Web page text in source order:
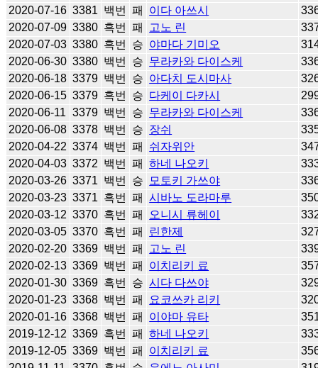
2020-07-16 3381 백번 패 이다 아쓰시
2020-07-09 3380 흑번 패 고노 린
2020-07-03 3380 흑번 승 야마다 기미오
2020-06-30 3380 백번 승 무라카와 다이스케
2020-06-18 3379 백번 승 아다치 도시마사
2020-06-15 3379 흑번 승 다케이 다카시
2020-06-11 3379 백번 승 무라카와 다이스케
2020-06-08 3378 백번 승 장쉬
2020-04-22 3374 백번 패 쉬자위안
2020-04-03 3372 백번 패 하네 나오키
2020-03-26 3371 백번 승 모토키 가쓰야
2020-03-23 3371 흑번 패 시바노 도라마루
2020-03-12 3370 흑번 패 오니시 류헤이
2020-03-05 3370 흑번 패 린한제
2020-02-20 3369 백번 패 고노 린
2020-02-13 3369 백번 패 이치리키 료
2020-01-30 3369 흑번 승 시다 다쓰야
2020-01-23 3368 백번 패 요코쓰카 리키
2020-01-16 3368 백번 패 이야마 유타
2019-12-12 3369 흑번 패 하네 나오키
2019-12-05 3369 백번 패 이치리키 료